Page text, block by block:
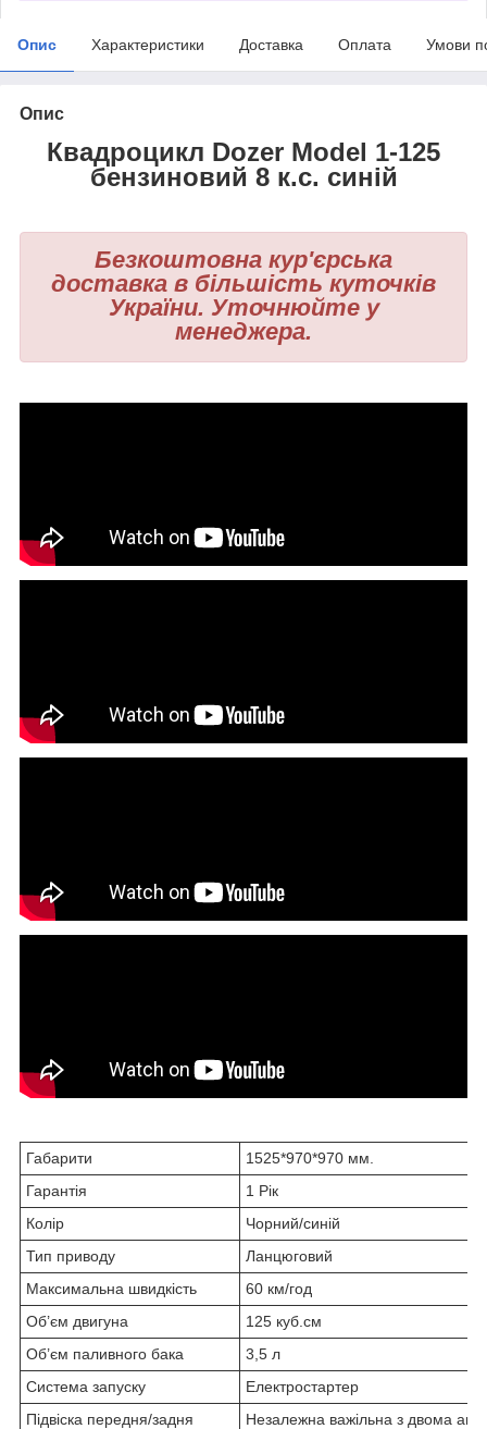
Опис Характеристики Доставка Оплата Умови
Опис
Квадроцикл Dozer Model 1-125
бензиновий 8 к.с. синій
Безкоштовна кур'єрська
доставка в більшість куточків
України. Уточнюйте у
менеджера.
Габарити
1525*970*970 мм.
Гарантія
1 Рік
Колір
Чорний/синій
Тип приводу
Ланцюговий
Максимальна швидкість
60 км/год
Об’єм двигуна
125 куб.см
Об’єм паливного бака
3,5 л
Система запуску
Електростартер
Підвіска передня/задня
Незалежна важільна з двома